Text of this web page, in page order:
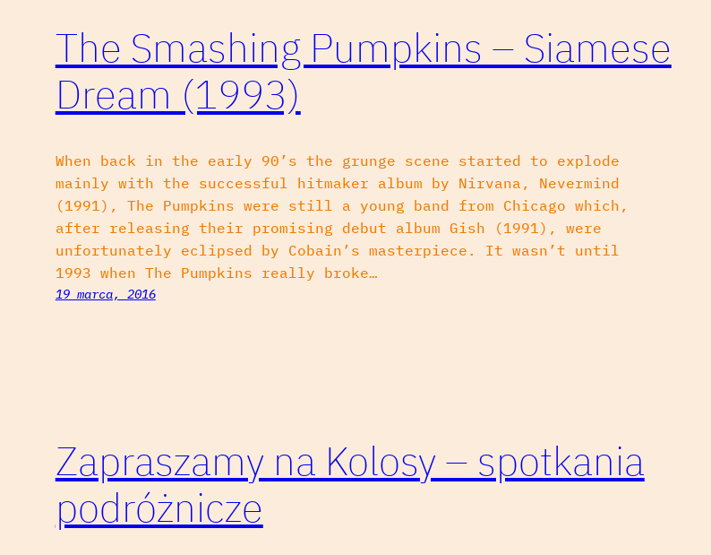
The Smashing Pumpkins – Siamese
Dream (1993)
When back in the early 90’s the grunge scene started to explode
mainly with the successful hitmaker album by Nirvana, Nevermind
(1991), The Pumpkins were still a young band from Chicago which,
after releasing their promising debut album Gish (1991), were
unfortunately eclipsed by Cobain’s masterpiece. It wasn’t until
1993 when The Pumpkins really broke…
19 marca, 2016
Zapraszamy na Kolosy – spotkania
podróżnicze